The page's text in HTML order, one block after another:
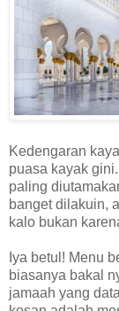
Kedengaran
puasa kayak
paling
banget dilakuin,
kalo bukan
Iya betul! Menu
biasanya bakal
jamaah yang